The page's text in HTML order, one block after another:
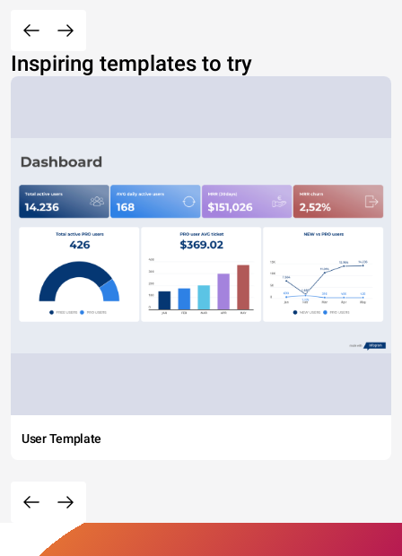
Inspiring templates to try
User Template